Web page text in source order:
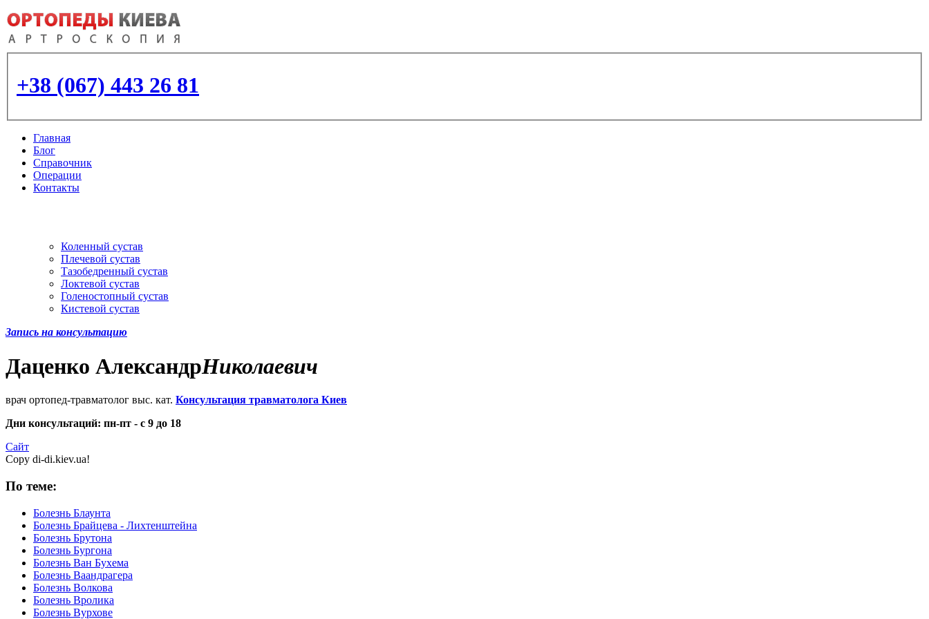
+38 (067) 443 26 81
Главная
Блог
Справочник
Операции
Контакты
Коленный сустав
Плечевой сустав
Тазобедренный сустав
Локтевой сустав
Голеностопный сустав
Кистевой сустав
Запись на консультацию
Даценко АлександрНиколаевич
врач ортопед-травматолог выс. кат. Консультация травматолога Киев
Дни консультаций: пн-пт - с 9 до 18
Сайт
Copy di-di.kiev.ua!
По теме:
Болезнь Блаунта
Болезнь Брайцева - Лихтенштейна
Болезнь Брутона
Болезнь Бургона
Болезнь Ван Бухема
Болезнь Ваандрагера
Болезнь Волкова
Болезнь Вролика
Болезнь Вурхове